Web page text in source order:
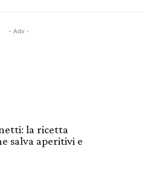
- Adv -
la ricetta
salva aperitivi e